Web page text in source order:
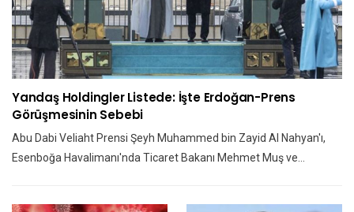
Yandaş Holdingler Listede: İşte Erdoğan-Prens
Görüşmesinin Sebebi
Abu Dabi Veliaht Prensi Şeyh Muhammed bin Zayid Al Nahyan'ı,
Esenboğa Havalimanı'nda Ticaret Bakanı Mehmet Muş ve…